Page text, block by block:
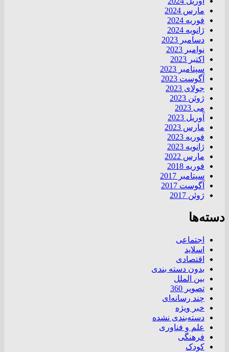
مارس 2024
فوریه 2024
ژانویه 2024
دسامبر 2023
نوامبر 2023
اکتبر 2023
سپتامبر 2023
آگوست 2023
جولای 2023
ژوئن 2023
می 2023
آوریل 2023
مارس 2023
فوریه 2023
ژانویه 2023
مارس 2022
فوریه 2018
سپتامبر 2017
آگوست 2017
ژوئن 2017
دسته‌ها
اجتماعی
اسلاید
اقتصادی
بدون دسته بندی
بین الملل
تصویر 360
چند رسانه‌ای
خبر ویژه
دسته‌بندی نشده
علم و فناوری
فرهنگی
کودک